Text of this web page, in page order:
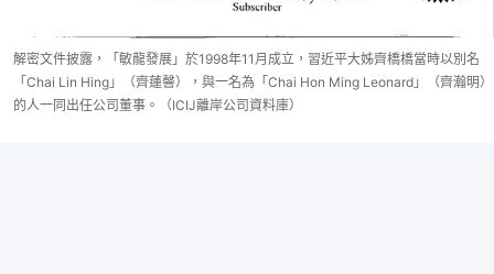
解密文件披露，「敏龍發展」於1998年11月成立，習近平大姊齊橋橋當時以別名
「Chai Lin Hing」（齊蓮韾），與一名為「Chai Hon Ming Leonard」（齊瀚明）
的人一同出任公司董事。（ICIJ離岸公司資料庫）